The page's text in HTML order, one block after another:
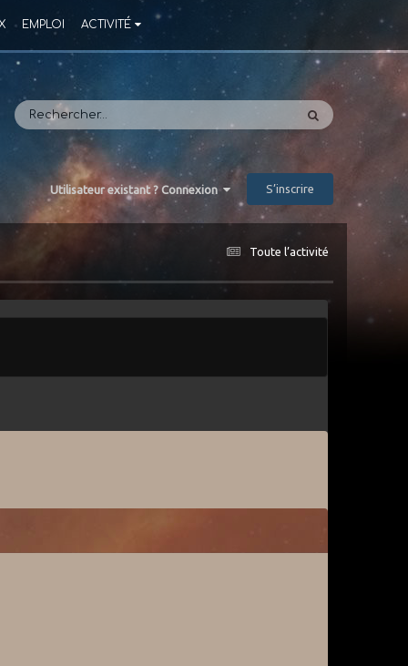
EMPLOI ACTIVITÉ
Utilisateur existant ? Connexion S’inscrire
Toute l’activité